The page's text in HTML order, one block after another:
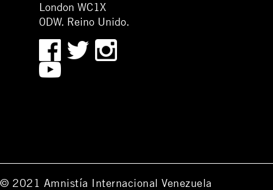
London WC1X
0DW. Reino Unido.
© 2021 Amnistía Internacional Venezuela